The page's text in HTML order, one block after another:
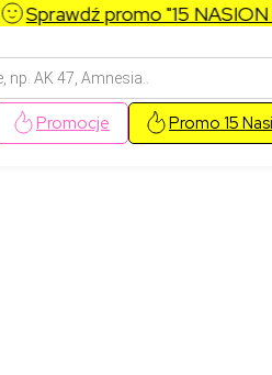
Sprawdź promo "15 NASION
Promocje Promo 15